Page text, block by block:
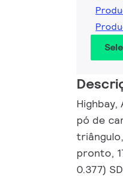
pó de
pronto,
0.377)